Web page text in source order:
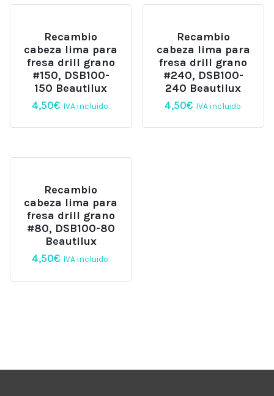
Recambio
cabeza lima para
fresa drill grano
#150, DSB100-
150 Beautilux
4,50€ IVA incluido.
Recambio
cabeza lima para
fresa drill grano
#240, DSB100-
240 Beautilux
4,50€ IVA incluido.
Recambio
cabeza lima para
fresa drill grano
#80, DSB100-80
Beautilux
4,50€ IVA incluido.